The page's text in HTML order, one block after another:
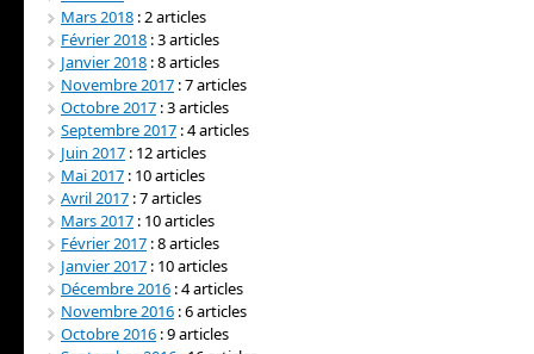
Mars 2018 : 2 articles
Février 2018 : 3 articles
Janvier 2018 : 8 articles
Novembre 2017 : 7 articles
Octobre 2017 : 3 articles
Septembre 2017 : 4 articles
Juin 2017 : 12 articles
Mai 2017 : 10 articles
Avril 2017 : 7 articles
Mars 2017 : 10 articles
Février 2017 : 8 articles
Janvier 2017 : 10 articles
Décembre 2016 : 4 articles
Novembre 2016 : 6 articles
Octobre 2016 : 9 articles